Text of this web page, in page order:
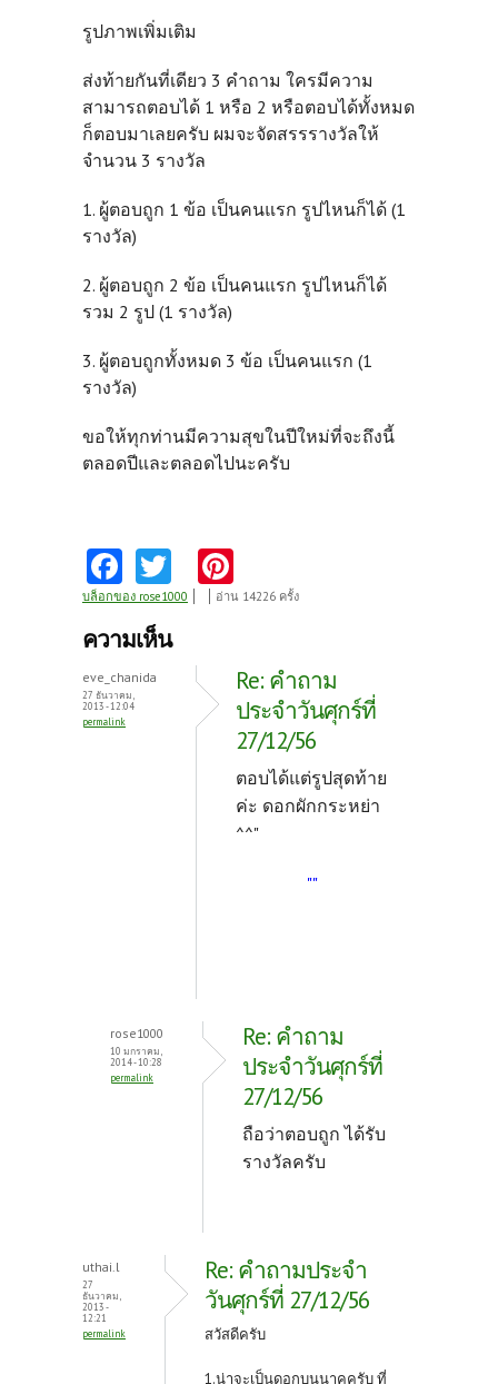
รูปภาพเพิ่มเติม
ส่งท้ายกันที่เดียว 3 คำถาม ใครมีความ
สามารถตอบได้ 1 หรือ 2 หรือตอบได้ทั้งหมด
ก็ตอบมาเลยครับ ผมจะจัดสรรรางวัลให้
จำนวน 3 รางวัล
1. ผู้ตอบถูก 1 ข้อ เป็นคนแรก รูปไหนก็ได้ (1
รางวัล)
2. ผู้ตอบถูก 2 ข้อ เป็นคนแรก รูปไหนก็ได้
รวม 2 รูป (1 รางวัล)
3. ผู้ตอบถูกทั้งหมด 3 ข้อ เป็นคนแรก (1
รางวัล)
ขอให้ทุกท่านมีความสุขในปีใหม่ที่จะถึงนี้
ตลอดปีและตลอดไปนะครับ
Fa
ce
b
o
o
k
w
itt
er
nt
es
t
บล็อกของ rose1000 อ่าน 14226 ครั้ง
ความเห็น
eve_chanida
27 ธันวาคม,
2013 - 12:04
permalink
Re: คำถาม
ประจำวันศุกร์ที่
27/12/56
ตอบได้แต่รูปสุดท้าย
ค่ะ ดอกผักกระหย่า
^^"
""
rose1000
10 มกราคม,
2014 - 10:28
permalink
Re: คำถาม
ประจำวันศุกร์ที่
27/12/56
ถือว่าตอบถูก ได้รับ
รางวัลครับ
uthai.l
27
ธันวาคม,
2013 -
12:21
permalink
Re: คำถามประจำ
วันศุกร์ที่ 27/12/56
สวัสดีครับ
1.น่าจะเป็นดอกบุนนาคครับ ที่